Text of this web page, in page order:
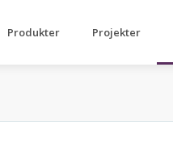
Produkter Projekter